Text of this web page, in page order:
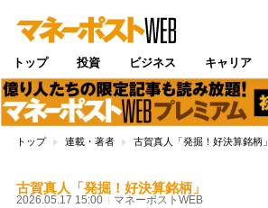
トップ 投資 ビジネス キャリア
トップ 連載・著者 古賀真人「発掘！好決算銘柄」
古賀真人「発掘！好決算銘柄」
2026.05.17 15:00 マネーポストWEB